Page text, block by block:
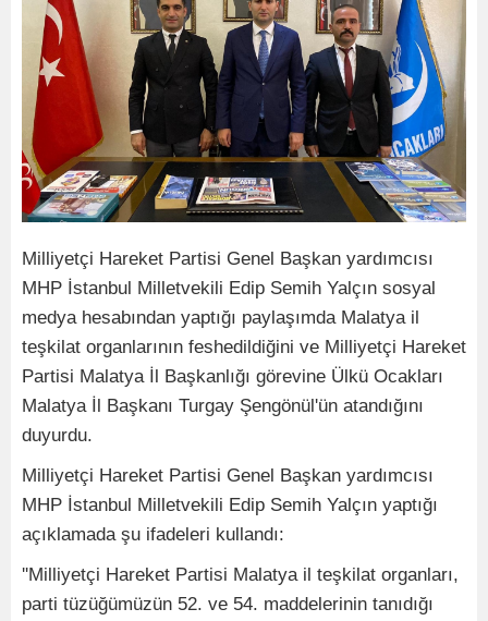
Milliyetçi Hareket Partisi Genel Başkan yardımcısı
MHP İstanbul Milletvekili Edip Semih Yalçın sosyal
medya hesabından yaptığı paylaşımda Malatya il
teşkilat organlarının feshedildiğini ve Milliyetçi Hareket
Partisi Malatya İl Başkanlığı görevine Ülkü Ocakları
Malatya İl Başkanı Turgay Şengönül'ün atandığını
duyurdu.
Milliyetçi Hareket Partisi Genel Başkan yardımcısı
MHP İstanbul Milletvekili Edip Semih Yalçın yaptığı
açıklamada şu ifadeleri kullandı:
''Milliyetçi Hareket Partisi Malatya il teşkilat organları,
parti tüzüğümüzün 52. ve 54. maddelerinin tanıdığı